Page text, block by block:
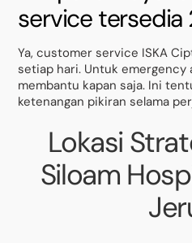
service tersedia
Ya, customer service ISKA
setiap hari. Untuk
membantu kapan saja. Ini
ketenangan pikiran selama
Lokasi
Siloam